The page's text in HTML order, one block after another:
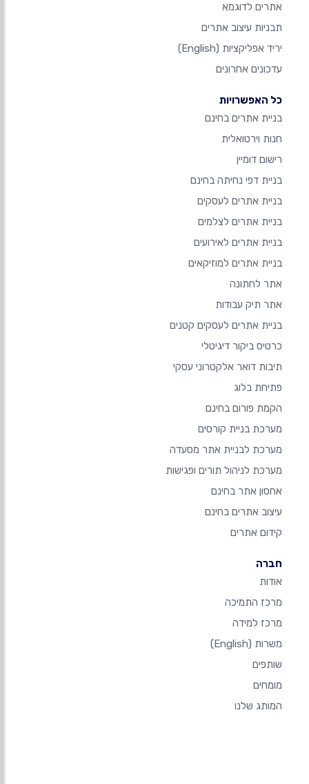
אתרים לדוגמא
תבניות עיצוב אתרים
יריד אפליקציות (English)
עדכונים אחרונים
כל האפשרויות
בניית אתרים בחינם
חנות וירטואלית
רישום דומיין
בניית דפי נחיתה בחינם
בניית אתרים לעסקים
בניית אתרים לצלמים
בניית אתרים לאירועים
בניית אתרים למוזיקאים
אתר לחתונה
אתר תיק עבודות
בניית אתרים לעסקים קטנים
כרטיס ביקור דיגיטלי
תיבות דואר אלקטרוני עסקי
פתיחת בלוג
הקמת פורום בחינם
מערכת בניית קורסים
מערכת לבניית אתר מסעדה
מערכת לניהול תורים ופגישות
אחסון אתר בחינם
עיצוב אתרים בחינם
קידום אתרים
חברה
אודות
מרכז התמיכה
מרכז למידה
משרות (English)
שותפים
מומחים
המותג שלנו